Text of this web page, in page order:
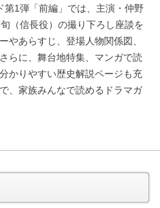
1弾「前編」では、主演・仲野
（信長役）の撮り下ろし座談を
やあらすじ、登場人物関係図、
らに、舞台地特集、マンガで読
かりやすい歴史解説ページも充
、家族みんなで読めるドラマガ